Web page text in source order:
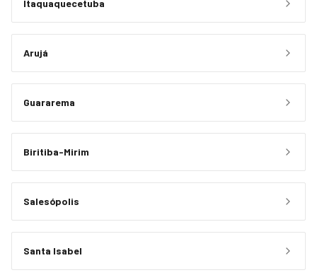
Itaquaquecetuba
Arujá
Guararema
Biritiba-Mirim
Salesópolis
Santa Isabel